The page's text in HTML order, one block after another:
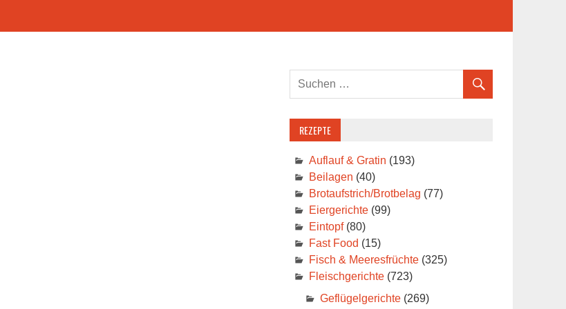
REZEPTE
Auflauf & Gratin (193)
Beilagen (40)
Brotaufstrich/Brotbelag (77)
Eiergerichte(99)
Eintopf(80)
Fast Food (15)
Fisch & Meeresfrüchte(325)
Fleischgerichte(723)
Geflügelgerichte(269)